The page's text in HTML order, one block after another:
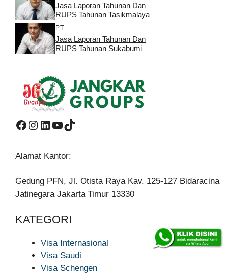
Jasa Laporan Tahunan Dan
RUPS Tahunan Tasikmalaya
PT
Jasa Laporan Tahunan Dan
RUPS Tahunan Sukabumi
Facebook
Instagram
LinkedIn
YouTube
TikTok
Alamat Kantor:
Gedung PFN, Jl. Otista Raya Kav. 125-127 Bidaracina
Jatinegara Jakarta Timur 13330
KATEGORI
Visa Internasional
Visa Saudi
Visa Schengen